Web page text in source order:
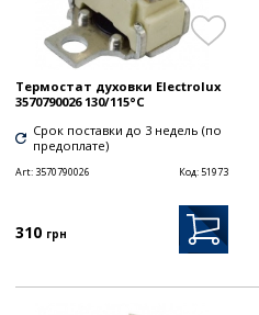
Термостат духовки Electrolux
3570790026 130/115°C
Срок поставки до 3 недель (по
предоплате)
Art: 3570790026 Код:51973
310 грн